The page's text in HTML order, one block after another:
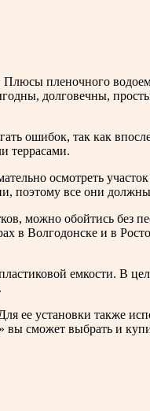
Плюсы пленочного
долговечны,
ошибок, так как
террасами.
осмотреть
поэтому все они
можно обойтись без
в Волгодонске и в
емкости. В
ее установки также
сможет выбрать и